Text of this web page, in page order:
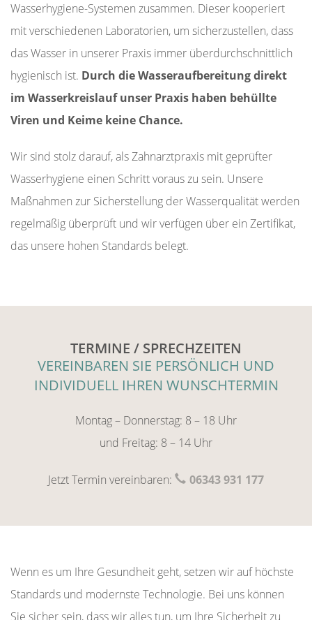
Wasserhygiene-Systemen zusammen. Dieser kooperiert
mit verschiedenen Laboratorien, um sicherzustellen, dass
das Wasser in unserer Praxis immer überdurchschnittlich
hygienisch ist. Durch die Wasseraufbereitung direkt
im Wasserkreislauf unser Praxis haben behüllte
Viren und Keime keine Chance.
Wir sind stolz darauf, als Zahnarztpraxis mit geprüfter
Wasserhygiene einen Schritt voraus zu sein. Unsere
Maßnahmen zur Sicherstellung der Wasserqualität werden
regelmäßig überprüft und wir verfügen über ein Zertifikat,
das unsere hohen Standards belegt.
TERMINE / SPRECHZEITEN
VEREINBAREN SIE PERSÖNLICH UND
INDIVIDUELL IHREN WUNSCHTERMIN
Montag – Donnerstag: 8 – 18 Uhr
und Freitag: 8 – 14 Uhr
Jetzt Termin vereinbaren: 06343 931 177
Wenn es um Ihre Gesundheit geht, setzen wir auf höchste
Standards und modernste Technologie. Bei uns können
Sie sicher sein, dass wir alles tun, um Ihre Sicherheit zu